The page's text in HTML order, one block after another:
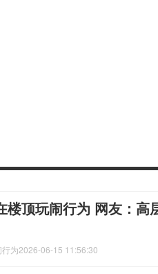
楼顶玩闹行为 网友：高
为2026-06-15 11:56:30